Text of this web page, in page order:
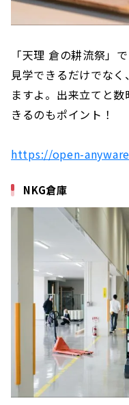
「天理 倉の耕流祭」
見学できるだけでな
ますよ。出来立てと
きるのもポイント！
https://open-
NKG倉庫